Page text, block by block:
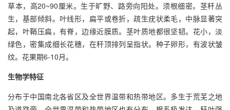
草本，高20~90厘米。生于旷野、路旁向阳处。须根细密。茎秆丛
生，基部倾斜。叶线形，扁平或卷折，疏生疣状柔毛，中脉显著突
起，叶鞘压扁，有脊，边缘近膜质。茎叶质地都很坚韧。花小，淡
绿色，密集成细长花穗，在秆顶排列呈指状。种子卵形，有波状皱
纹。花果期6-10月。
生物学特征
分布于中国南北各省区及全世界温带和热带地区。多生于荒芜之地